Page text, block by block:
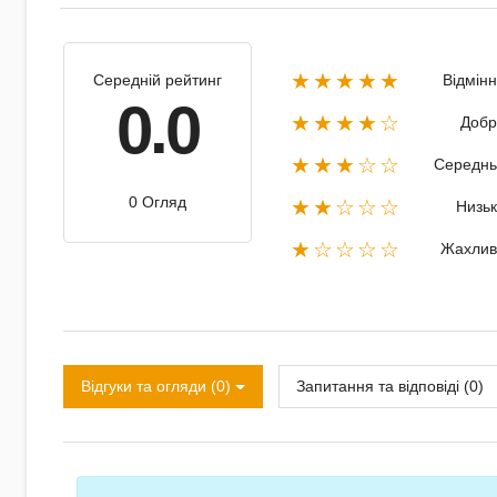
Середній рейтинг
0.0
0 Огляд
★★★★★
★★★★☆
★★★☆☆
★★☆☆☆
★☆☆☆☆
Відгуки та огляди (0) Запитання та відповіді (0)